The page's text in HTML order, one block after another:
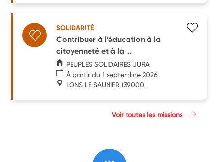
SOLIDARITÉ
Contribuer à l’éducation à la
citoyenneté et à la ...
PEUPLES SOLIDAIRES JURA
À partir du 1 septembre 2026
LONS LE SAUNIER (39000)
Voir toutes les missions